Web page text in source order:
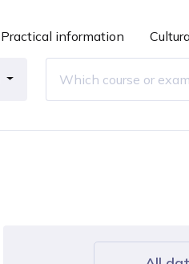
Practical information